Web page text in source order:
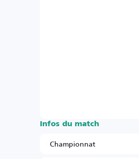
Infos du match
Championnat